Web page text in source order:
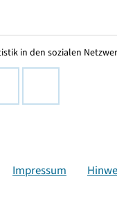
in den sozialen
Impressum